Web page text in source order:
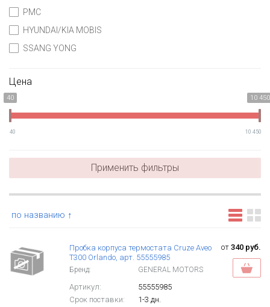
PMC
HYUNDAI/KIA MOBIS
SSANG YONG
Цена
40 10 450
40 10 450
Применить фильтры
по названию ↑
Пробка корпуса термостата Cruze Aveo
T300 Orlando, арт. 55555985
Бренд: GENERAL MOTORS
Артикул:
55555985
Срок поставки:
1-3 дн.
от 340 руб.